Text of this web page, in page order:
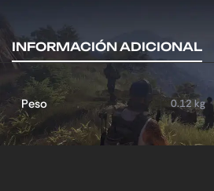
INFORMACIÓN ADICIONAL
Peso 0.12 kg